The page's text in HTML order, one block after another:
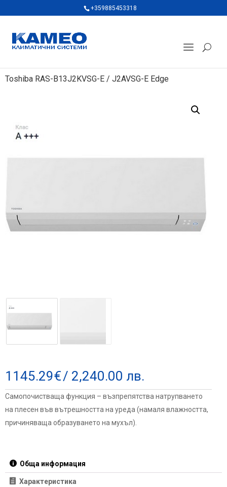
+359885453318
Toshiba RAS-B13J2KVSG-E / J2AVSG-E Edge
1145.29€/ 2,240.00 лв.
Самопочистваща функция – възпрепятства натрупването
на плесен във вътрешността на уреда (намаля влажността,
причиняваща образуването на мухъл).
Обща информация
Характеристика